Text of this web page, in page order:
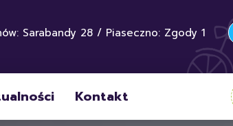
Sarabandy 28 / Piaseczno: Zgody 1
Kontakt